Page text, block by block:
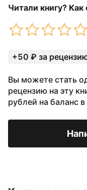
Читали книгу? Как
+50 ₽ за
Вы можете стать
рецензию на эту
рублей на баланс